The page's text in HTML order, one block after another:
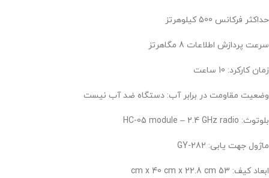
حداکثر فرکانس 500 کیلوهرتز
سرعت پردازش اطلاعات 8 مگاهرتز
زمان کارکرد: 10 ساعت
وضعیت مقاومت در برابر آب: دستگاه ضد آب نیست
بلوتوث: HC-05 module – 2.4 GHz radio
ماژول جهت یابی: GY-282
ابعاد کیف: 53 cm x 40 cm x 22.8 cm